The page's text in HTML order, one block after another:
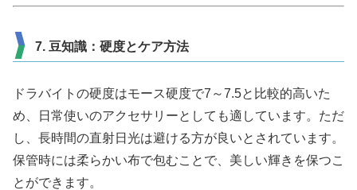
7. 豆知識：硬度とケア方法
ドラバイトの硬度はモース硬度で7～7.5と比較的高いた
め、日常使いのアクセサリーとしても適しています。ただ
し、長時間の直射日光は避ける方が良いとされています。
保管時には柔らかい布で包むことで、美しい輝きを保つこ
とができます。